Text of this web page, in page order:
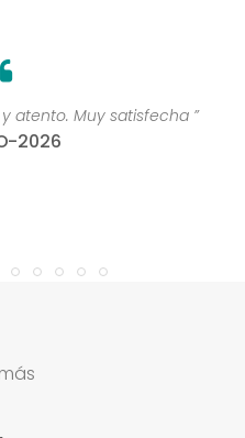
atento. Muy satisfecha ”
2026